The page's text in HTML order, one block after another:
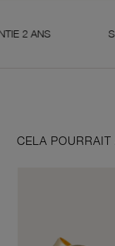
CELA